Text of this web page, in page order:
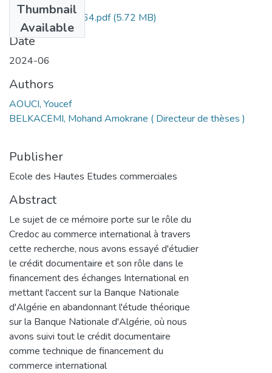
Thumbnail
Available
Youcef AOUCI -064.pdf(5.72 MB)
Date
2024-06
Authors
AOUCI, Youcef
BELKACEMI, Mohand Amokrane ( Directeur de thèses )
Publisher
Ecole des Hautes Etudes commerciales
Abstract
Le sujet de ce mémoire porte sur le rôle du
Credoc au commerce international à travers
cette recherche, nous avons essayé d'étudier
le crédit documentaire et son rôle dans le
financement des échanges International en
mettant l'accent sur la Banque Nationale
d'Algérie en abandonnant l'étude théorique
sur la Banque Nationale d'Algérie, où nous
avons suivi tout le crédit documentaire
comme technique de financement du
commerce international